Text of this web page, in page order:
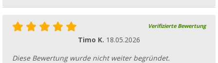
Verifizierte Bewertung
Timo K. 18.05.2026
Diese Bewertung wurde nicht weiter begründet.